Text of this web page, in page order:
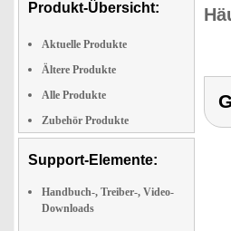
Produkt-Übersicht:
Aktuelle Produkte
Ältere Produkte
Alle Produkte
Zubehör Produkte
Support-Elemente:
Handbuch-, Treiber-, Video-
Downloads